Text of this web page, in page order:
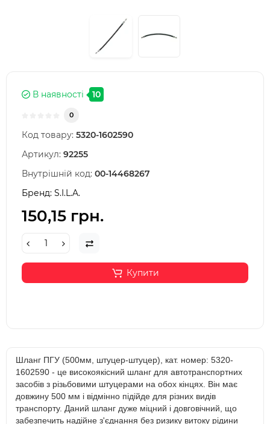
В наявності 10
0
Код товару: 5320-1602590
Артикул: 92255
Внутрішній код: 00-14468267
Бренд: S.I.L.A.
150,15 грн.
Купити
Шланг ПГУ (500мм, штуцер-штуцер), кат. номер: 5320-
1602590 - це високоякісний шланг для автотранспортних
засобів з різьбовими штуцерами на обох кінцях. Він має
довжину 500 мм і відмінно підійде для різних видів
транспорту. Даний шланг дуже міцний і довговічний, що
забезпечить надійне з'єднання без ризику витоку рідини